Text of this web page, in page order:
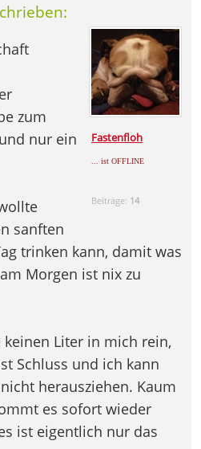
Fastenfloh
... ist OFFLINE
Beiträge: 14
zum
nur ein
sanften
trinken kann, damit was
Morgen ist nix zu
Liter in mich rein,
Schluss und ich kann
herausziehen. Kaum
es sofort wieder
ist eigentlich nur das